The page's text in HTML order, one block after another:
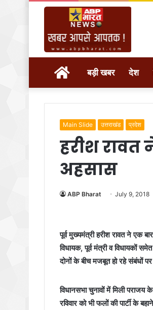
होम बड़ी खबर देश
Main Slide उत्तराखंड प्रदेश
हरीश रावत
अहसास
ABP Bharat July 9, 2018
पूर्व मुख्यमंत्री हरीश रावत ने एक
विधायक, पूर्व मंत्री व विधायकों
दोनों के बीच मजबूत हो रहे संबंधों
विधानसभा चुनावों में मिली
रविवार को भी फलों की पार्टी के